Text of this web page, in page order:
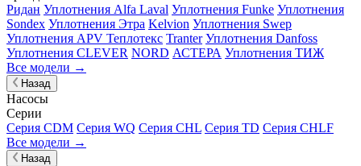
Ридан Уплотнения Alfa Laval Уплотнения Funke Уплотнения
Sondex Уплотнения Этра Kelvion Уплотнения Swep
Уплотнения APV Теплотекс Tranter Уплотнения Danfoss
Уплотнения CLEVER NORD АСТЕРА Уплотнения ТИЖ
Все модели →
Назад
Насосы
Серии
Серия CDM Серия WQ Серия CHL Серия TD Серия CHLF
Все модели →
Назад